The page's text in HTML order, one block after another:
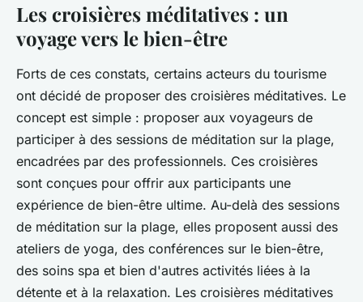
Les croisières méditatives : un
voyage vers le bien-être
Forts de ces constats, certains acteurs du tourisme
ont décidé de proposer des croisières méditatives. Le
concept est simple : proposer aux voyageurs de
participer à des sessions de méditation sur la plage,
encadrées par des professionnels. Ces croisières
sont conçues pour offrir aux participants une
expérience de bien-être ultime. Au-delà des sessions
de méditation sur la plage, elles proposent aussi des
ateliers de yoga, des conférences sur le bien-être,
des soins spa et bien d'autres activités liées à la
détente et à la relaxation. Les croisières méditatives